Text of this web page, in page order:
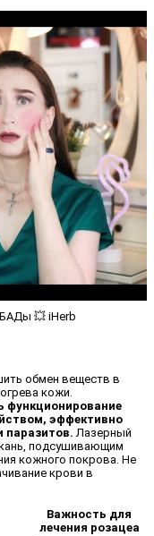
💥 iHerb
обмен веществ в
кожи.
функционирование
эффективно
паразитов. Лазерный
подсушивающим
кожного покрова. Не
крови в
Важность для
лечения розацеа